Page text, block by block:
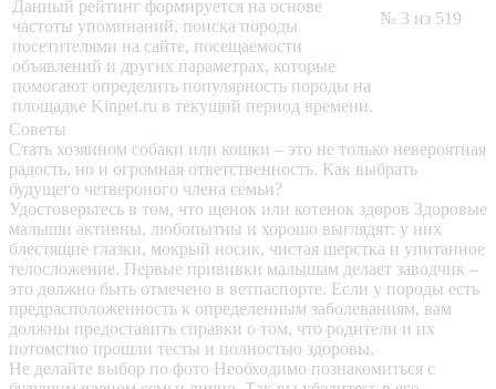
Данный рейтинг формируется на основе
частоты упоминаний, поиска породы
посетителями на сайте, посещаемости
объявлений и других параметрах, которые
помогают определить популярность породы на
площадке Kinpet.ru в текущий период времени.
№ 3 из 519
Советы
Стать хозяином собаки или кошки – это не только невероятная
радость, но и огромная ответственность. Как выбрать
будущего четвероного члена семьи?
Удостоверьтесь в том, что щенок или котенок здоров Здоровые
малыши активны, любопытны и хорошо выглядят: у них
блестящие глазки, мокрый носик, чистая шерстка и упитанное
телосложение. Первые прививки малышам делает заводчик –
это должно быть отмечено в ветпаспорте. Если у породы есть
предрасположенность к определенным заболеваниям, вам
должны предоставить справки о том, что родители и их
потомство прошли тесты и полностью здоровы.
Не делайте выбор по фото Необходимо познакомиться с